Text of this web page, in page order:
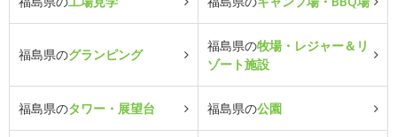
福島県のグランピング
福島県の牧場・レジャー＆リ
ゾート施設
福島県のタワー・展望台 福島県の公園